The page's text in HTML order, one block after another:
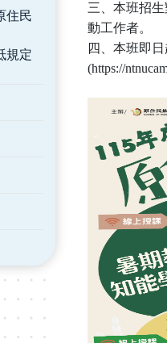
住民
規定
三、本班招
動工作者。
四、本班即
(https://